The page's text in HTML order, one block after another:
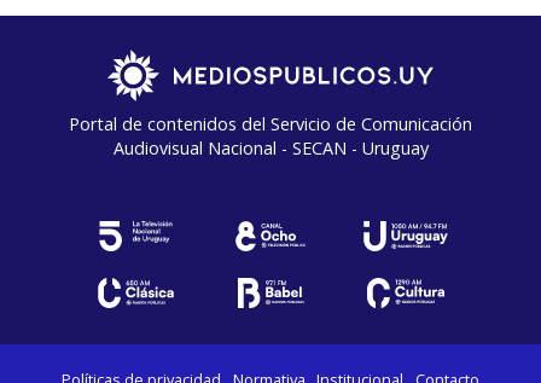
Portal de contenidos del Servicio de Comunicación
Audiovisual Nacional - SECAN - Uruguay